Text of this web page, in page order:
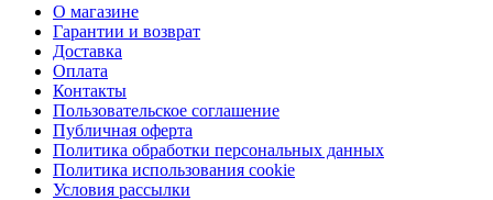
О магазине
Гарантии и возврат
Доставка
Оплата
Контакты
Пользовательское соглашение
Публичная оферта
Политика обработки персональных данных
Политика использования cookie
Условия рассылки